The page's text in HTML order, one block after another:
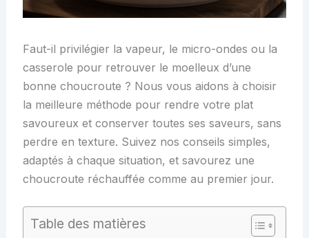
Faut-il privilégier la vapeur, le micro-ondes ou la
casserole pour retrouver le moelleux d’une
bonne choucroute ? Nous vous aidons à choisir
la meilleure méthode pour rendre votre plat
savoureux et conserver toutes ses saveurs, sans
perdre en texture. Suivez nos conseils simples,
adaptés à chaque situation, et savourez une
choucroute réchauffée comme au premier jour.
Table des matières